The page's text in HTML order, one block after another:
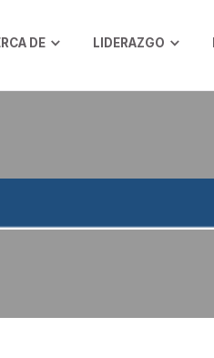
DE LIDERAZGO